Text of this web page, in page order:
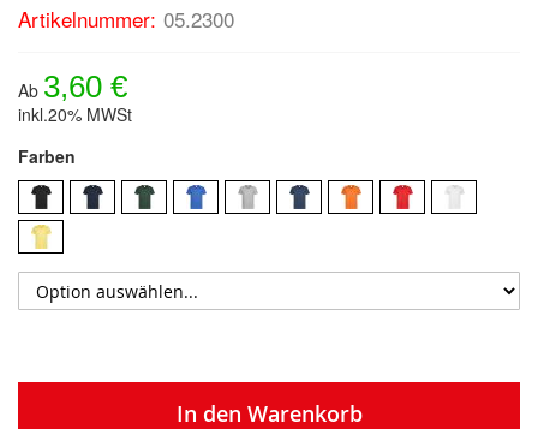
Artikelnummer: 05.2300
Ab 3,60 €
inkl.20% MWSt
Farben
In den Warenkorb